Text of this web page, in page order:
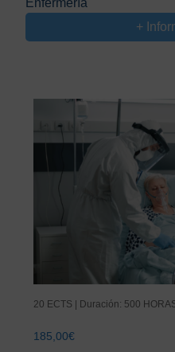
Enfermería
+
20 ECTS | Duración: 500
185,00€